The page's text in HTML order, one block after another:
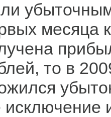
месяца
то в